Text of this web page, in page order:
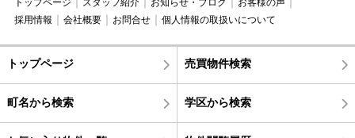
トップページ スタッフ紹介 お知らせ・ブログ
お客様の声
採用情報
会社概要 お問合せ 個人情報の取扱いについて
トップページ 売買物件検索
町名から検索 学区から検索